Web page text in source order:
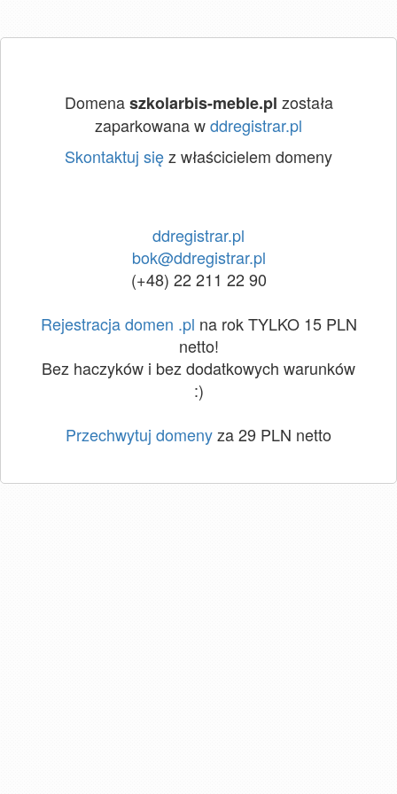
Domenaszkolarbis-meble.pl została
zaparkowana wddregistrar.pl
Skontaktuj sięz właścicielem domeny
ddregistrar.pl
bok@ddregistrar.pl
(+48) 22 211 22 90
Rejestracja domen .pl na rok TYLKO 15 PLN
netto!
Bez haczyków i bez dodatkowych warunków
:)
Przechwytuj domenyza 29 PLN netto